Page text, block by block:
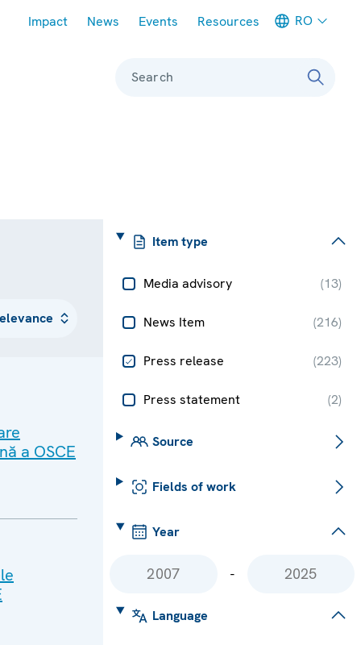
Impact News Events Resources RO
Search
Item type
Media advisory (13)
News Item (216)
Press release (223)
Press statement (2)
Source
Fields of work
Year
-
Language
a OSCE